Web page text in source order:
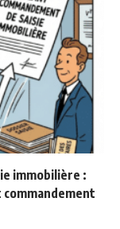
immobilière :
commandement